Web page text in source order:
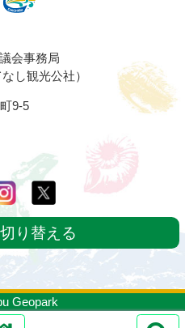
会事務局
し観光公社）
9-5
り替える
Geopark